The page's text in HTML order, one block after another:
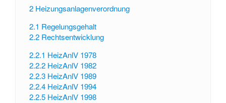
2 Heizungsanlagenverordnung
2.1 Regelungsgehalt
2.2 Rechtsentwicklung
2.2.1 HeizAnlV 1978
2.2.2 HeizAnlV 1982
2.2.3 HeizAnlV 1989
2.2.4 HeizAnlV 1994
2.2.5 HeizAnlV 1998